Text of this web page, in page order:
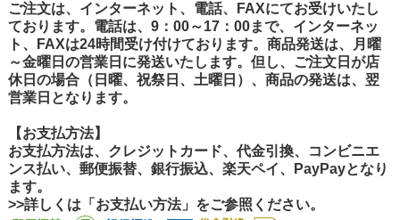
ご注文は、インターネット、電話、FAXにてお受けいたし
ております。電話は、9：00～17：00まで、インターネッ
ト、FAXは24時間受け付けております。商品発送は、月曜
～金曜日の営業日に発送いたします。但し、ご注文日が店
休日の場合（日曜、祝祭日、土曜日）、商品の発送は、翌
営業日となります。
【お支払方法】
お支払方法は、クレジットカード、代金引換、コンビニエ
ンス払い、郵便振替、銀行振込、楽天ペイ、PayPayとなり
ます。
>>詳しくは「お支払い方法」をご参照ください。